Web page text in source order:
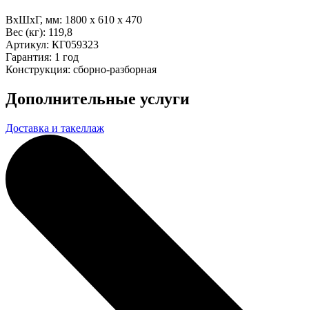
ВхШхГ, мм: 1800 x 610 x 470
Вес (кг): 119,8
Артикул: КГ059323
Гарантия: 1 год
Конструкция: сборно-разборная
Дополнительные услуги
Доставка и такеллаж